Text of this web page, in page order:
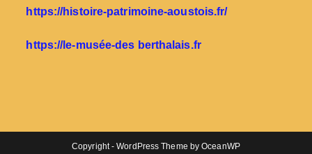
https://histoire-patrimoine-aoustois.fr/
https://le-musée-des berthalais.fr
Copyright - WordPress Theme by OceanWP